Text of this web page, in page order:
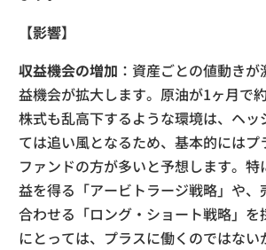
【影響】
収益機会の増加 ：資産ごとの値動き
益機会が拡大します。原油が1ヶ月で
株式も乱高下するような環境は、ヘッ
ては追い風となるため、基本的にはプ
ファンドの方が多いと予想します。特
益を得る「アービトラージ戦略」や、
合わせる「ロング・ショート戦略」を
にとっては、プラスに働くのではない